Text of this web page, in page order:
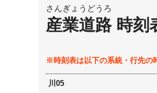
さんぎょうどうろ
産業道路 時刻
※時刻表は以下の系統・行先の
川05